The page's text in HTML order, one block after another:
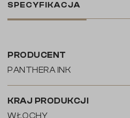
SPECYFIKACJA
PRODUCENT
PANTHERA INK
KRAJ PRODUKCJI
WŁOCHY